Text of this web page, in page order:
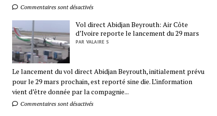
Commentaires sont désactivés
Vol direct Abidjan Beyrouth: Air Côte
d’Ivoire reporte le lancement du 29 mars
PAR VALAIRE S
Le lancement du vol direct Abidjan Beyrouth, initialement prévu
pour le 29 mars prochain, est reporté sine die. L’information
vient d’être donnée par la compagnie...
Commentaires sont désactivés